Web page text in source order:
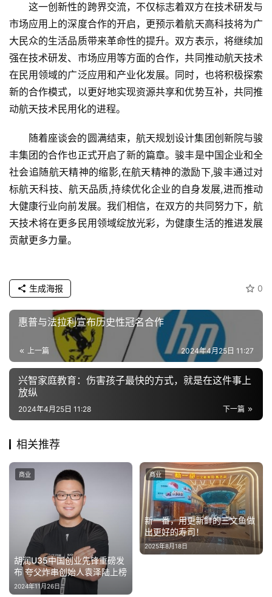
这一创新性的跨界交流，不仅标志着双方在技术研发与
市场应用上的深度合作的开启，更预示着航天高科技将为广
大民众的生活品质带来革命性的提升。双方表示，将继续加
强在技术研发、市场应用等方面的合作，共同推动航天技术
在民用领域的广泛应用和产业化发展。同时，也将积极探索
新的合作模式，以更好地实现资源共享和优势互补，共同推
动航天技术民用化的进程。
随着座谈会的圆满结束，航天规划设计集团创新院与骏
丰集团的合作也正式开启了新的篇章。骏丰是中国企业和全
社会追随航天精神的缩影,在航天精神的激励下,骏丰通过对
标航天科技、航天品质,持续优化企业的自身发展,进而推动
大健康行业向前发展。我们相信，在双方的共同努力下，航
天技术将在更多民用领域绽放光彩，为健康生活的推进发展
贡献更多力量。
0
生成海报
惠普与法拉利宣布历史性冠名合作
上一篇 2024年4月25日 11:27
兴智家庭教育：伤害孩子最快的方式，就是在这件事上
放纵
下一篇
2024年4月25日 11:28
相关推荐
胡润U35中国创业先锋重磅发
布 夸父炸串创始人袁泽陆上榜
2024年11月26日
商业
新一番，用更新鲜的三文鱼做
出更好的寿司！
2025年8月18日
商业